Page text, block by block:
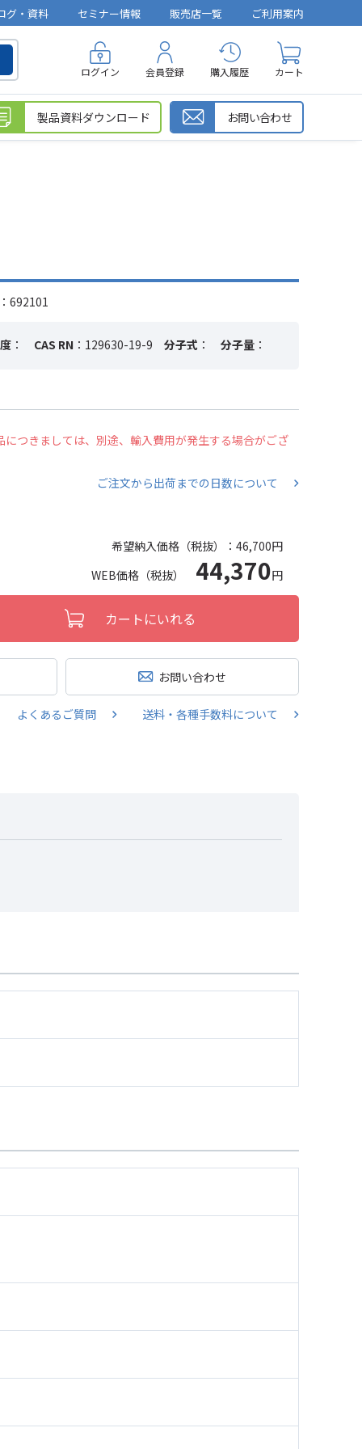
グ・資料 セミナー情報 販売店一覧 ご利用案内
ログイン 会員登録 購入履歴 カート
製品資料ダウンロード お問い合わせ
692101
： CAS RN ：129630-19-9 分子式 ： 分子量 ：
つきましては、別途、輸入費用が発生する場合がござ
ご注文から出荷までの日数について
希望納入価格（税抜）： 46,700円
WEB価格（税抜） 44,370円
カートにいれる
お問い合わせ
よくあるご質問 送料・各種手数料について